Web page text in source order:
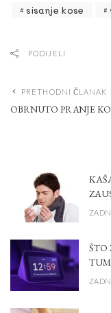
sisanje kose
PODIJELI
PRETHODNI ČLANAK
OBRNUTO PRANJE
ŠTO